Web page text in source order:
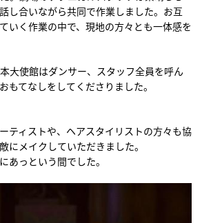
し合いながら共同で作業しました。お互
いく作業の中で、現地の方々とも一体感を
大使館はダンサー、スタッフ全員を呼ん
もてなしをしてくださりました。
ティストや、ヘアスタイリストの方々も協
にメイクしていただきました。
あっという間でした。